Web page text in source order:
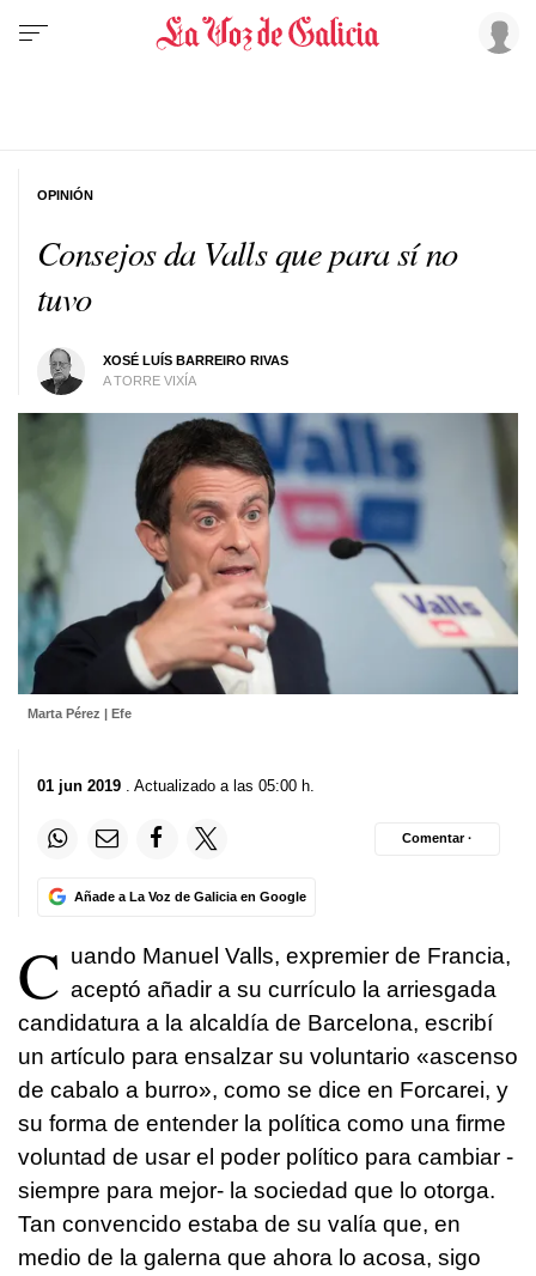
Consejos da Valls que para sí no
tuvo
XOSÉ LUÍS BARREIRO RIVAS
A TORRE VIXÍA
OPINIÓN
Marta Pérez | Efe
01 jun 2019 . Actualizado a las 05:00 h.
Añade a La Voz de Galicia en Google
Comentar ·
C uando Manuel Valls, expremier de Francia,
aceptó añadir a su currículo la arriesgada
candidatura a la alcaldía de Barcelona, escribí
un artículo para ensalzar su voluntario «ascenso
de cabalo a burro», como se dice en Forcarei, y
su forma de entender la política como una firme
voluntad de usar el poder político para cambiar -
siempre para mejor- la sociedad que lo otorga.
Tan convencido estaba de su valía que, en
medio de la galerna que ahora lo acosa, sigo